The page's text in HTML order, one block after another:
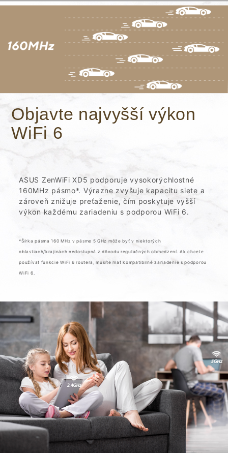
Objavte najvyšší výkon
WiFi 6
ASUS ZenWiFi XD5 podporuje vysokorýchlostné
160MHz pásmo*. Výrazne zvyšuje kapacitu siete a
zároveň znižuje preťaženie, čím poskytuje vyšší
výkon každému zariadeniu s podporou WiFi 6.
*Šírka pásma 160 MHz v pásme 5 GHz môže byť v niektorých
oblastiach/krajinách nedostupná z dôvodu regulačných obmedzení. Ak chcete
používať funkcie WiFi 6 routera, musíte mať kompatibilné zariadenie s podporou
WiFi 6.